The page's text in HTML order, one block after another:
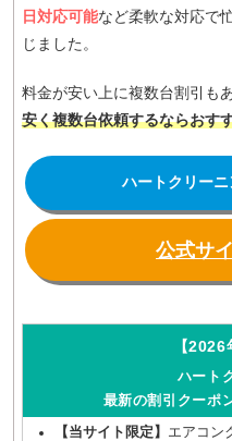
日対応可能など柔軟な対応で
じました。
料金が安い上に複数台割引も
安く複数台依頼するならおす
ハートクリーニ
公式サ
【2026
ハート
最新の割引クーポ
【当サイト限定】 エアコン